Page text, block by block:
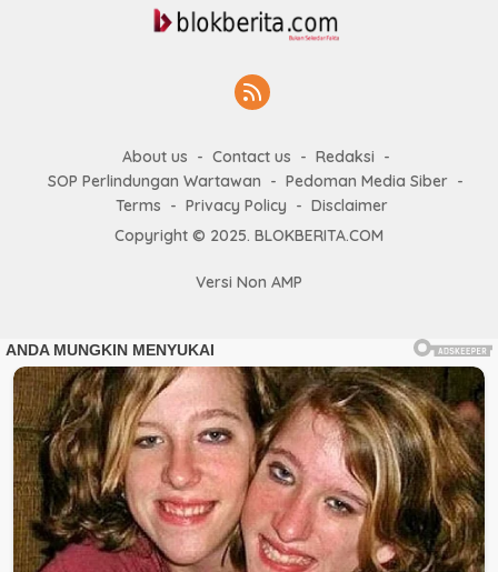
About us Contact us
Redaksi
SOP Perlindungan Wartawan
Pedoman Media Siber
Terms
Privacy Policy
Disclaimer
Copyright © 2025. BLOKBERITA.COM
Versi Non AMP